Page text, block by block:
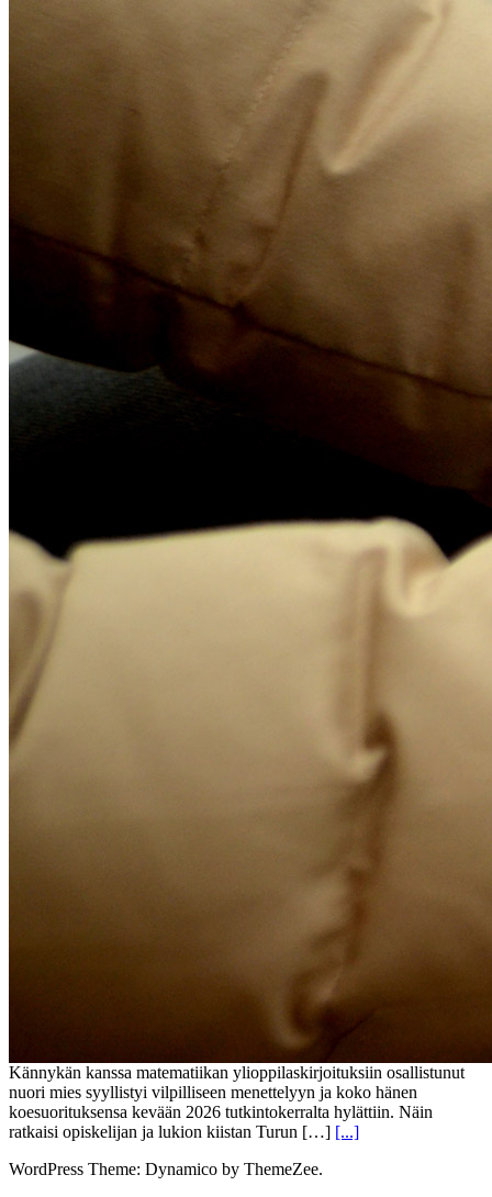
Kännykän kanssa matematiikan ylioppilaskirjoituksiin osallistunut
nuori mies syyllistyi vilpilliseen menettelyyn ja koko hänen
koesuorituksensa kevään 2026 tutkintokerralta hylättiin. Näin
ratkaisi opiskelijan ja lukion kiistan Turun […] [...]
WordPress Theme: Dynamico by ThemeZee.